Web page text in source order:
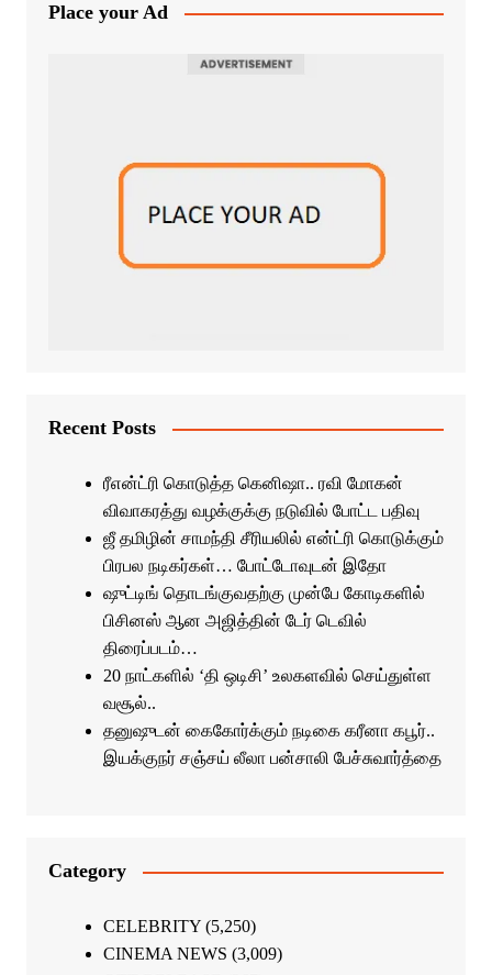
Place your Ad
Recent Posts
ரீஎன்ட்ரி கொடுத்த கெனிஷா.. ரவி மோகன்
விவாகரத்து வழக்குக்கு நடுவில் போட்ட பதிவு
ஜீ தமிழின் சாமந்தி சீரியலில் என்ட்ரி கொடுக்கும்
பிரபல நடிகர்கள்… போட்டோவுடன் இதோ
ஷுட்டிங் தொடங்குவதற்கு முன்பே கோடிகளில்
பிசினஸ் ஆன அஜித்தின் டேர் டெவில்
திரைப்படம்…
20 நாட்களில் ‘தி ஒடிசி’ உலகளவில் செய்துள்ள
வசூல்..
தனுஷுடன் கைகோர்க்கும் நடிகை கரீனா கபூர்..
இயக்குநர் சஞ்சய் லீலா பன்சாலி பேச்சுவார்த்தை
Category
CELEBRITY(5,250)
CINEMA NEWS (3,009)